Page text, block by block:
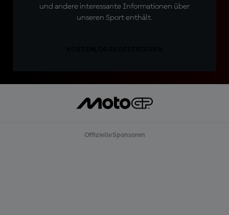
und andere interessante Informationen über
unseren Sport enthält.
Offizielle Sponsoren